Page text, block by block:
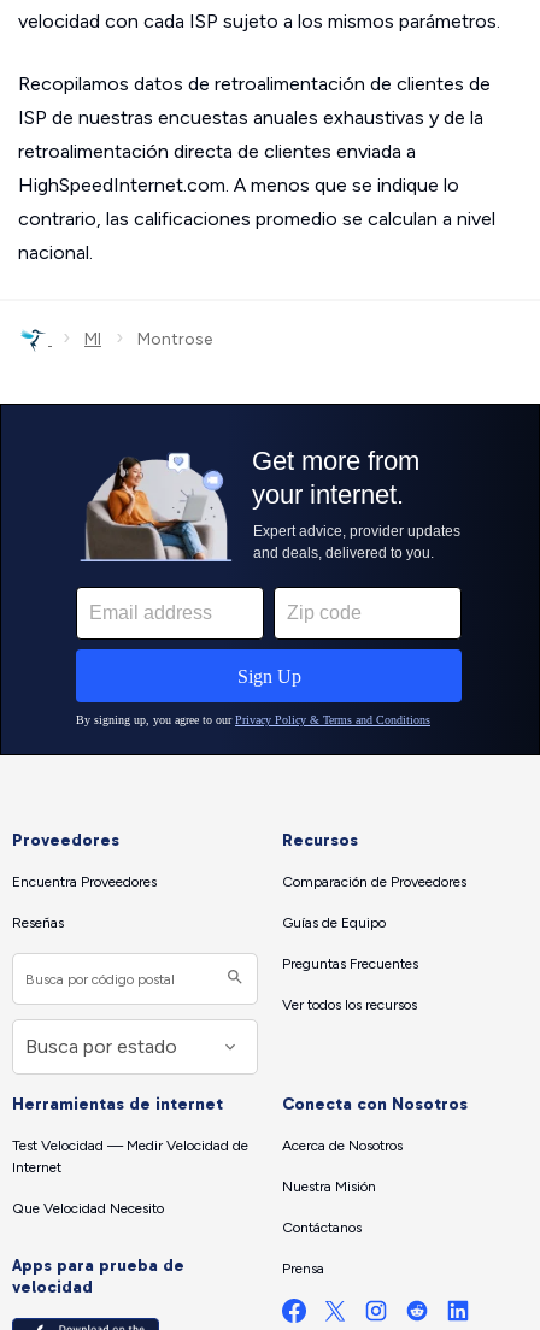
velocidad con cada ISP sujeto a los mismos parámetros.
Recopilamos datos de retroalimentación de clientes de
ISP de nuestras encuestas anuales exhaustivas y de la
retroalimentación directa de clientes enviada a
HighSpeedInternet.com. A menos que se indique lo
contrario, las calificaciones promedio se calculan a nivel
nacional.
› MI › Montrose
Proveedores
Encuentra Proveedores
Reseñas
Recursos
Comparación de Proveedores
Guías de Equipo
Preguntas Frecuentes
Ver todos los recursos
Herramientas de internet
Test Velocidad — Medir Velocidad de
Internet
Que Velocidad Necesito
Apps para prueba de
velocidad
Conecta con Nosotros
Acerca de Nosotros
Nuestra Misión
Contáctanos
Prensa